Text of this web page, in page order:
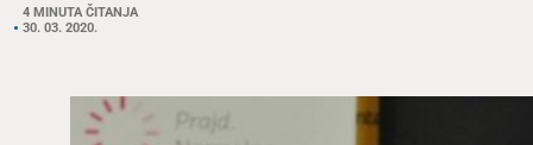
4 MINUTA ČITANJA
30. 03. 2020.